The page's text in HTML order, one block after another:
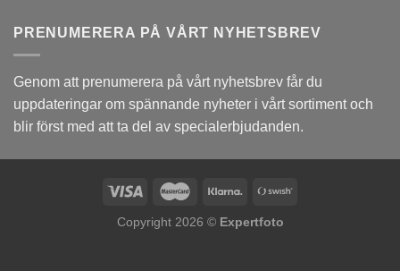
PRENUMERERA PÅ VÅRT NYHETSBREV
Genom att prenumerera på vårt nyhetsbrev får du
uppdateringar om spännande nyheter i vårt sortiment och
blir först med att ta del av specialerbjudanden.
Copyright 2026 © Expertfoto